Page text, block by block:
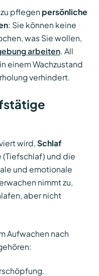
pflegen persönliche
: Sie können keine
was Sie wollen,
arbeiten. All
einem Wachzustand
verhindert.
wird, Schlaf
(Tiefschlaf) und die
und emotionale
nimmt zu,
aber nicht
Aufwachen nach